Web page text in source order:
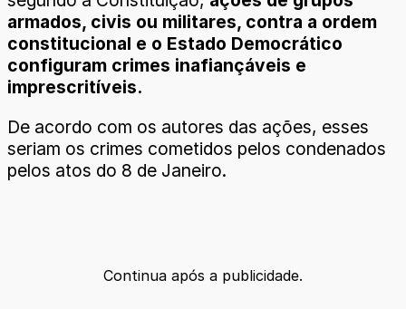
armados, civis ou militares, contra a ordem
constitucional e o Estado Democrático
configuram crimes inafiançáveis e
imprescritíveis.
De acordo com os autores das ações, esses
seriam os crimes cometidos pelos condenados
pelos atos do 8 de Janeiro.
Continua após a publicidade.